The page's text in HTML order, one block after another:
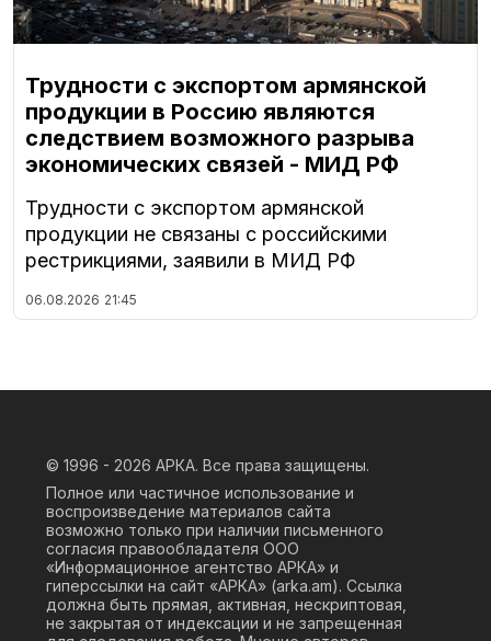
Трудности с экспортом армянской
продукции в Россию являются
следствием возможного разрыва
экономических связей - МИД РФ
Трудности с экспортом армянской
продукции не связаны с российскими
рестрикциями, заявили в МИД РФ
06.08.2026 21:45
© 1996 - 2026 АРКА. Все права защищены.
Полное или частичное использование и
воспроизведение материалов сайта
возможно только при наличии письменного
согласия правообладателя ООО
«Информационное агентство АРКА» и
гиперссылки на сайт «АРКА» (arka.am). Ссылка
должна быть прямая, активная, нескриптовая,
не закрытая от индексации и не запрещенная